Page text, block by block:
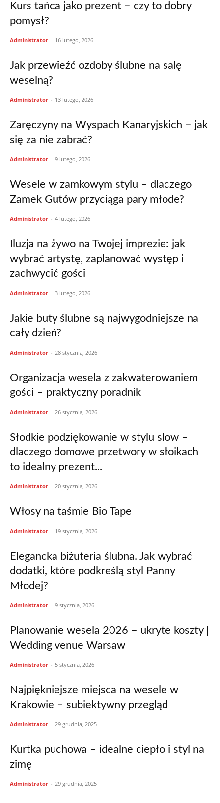
Kurs tańca jako prezent – czy to dobry
pomysł?
Administrator - 16 lutego, 2026
Jak przewieźć ozdoby ślubne na salę
weselną?
Administrator - 13 lutego, 2026
Zaręczyny na Wyspach Kanaryjskich – jak
się za nie zabrać?
Administrator - 9 lutego, 2026
Wesele w zamkowym stylu – dlaczego
Zamek Gutów przyciąga pary młode?
Administrator - 4 lutego, 2026
Iluzja na żywo na Twojej imprezie: jak
wybrać artystę, zaplanować występ i
zachwycić gości
Administrator - 3 lutego, 2026
Jakie buty ślubne są najwygodniejsze na
cały dzień?
Administrator - 28 stycznia, 2026
Organizacja wesela z zakwaterowaniem
gości – praktyczny poradnik
Administrator - 26 stycznia, 2026
Słodkie podziękowanie w stylu slow –
dlaczego domowe przetwory w słoikach
to idealny prezent...
Administrator - 20 stycznia, 2026
Włosy na taśmie Bio Tape
Administrator - 19 stycznia, 2026
Elegancka biżuteria ślubna. Jak wybrać
dodatki, które podkreślą styl Panny
Młodej?
Administrator - 9 stycznia, 2026
Planowanie wesela 2026 – ukryte koszty |
Wedding venue Warsaw
Administrator - 5 stycznia, 2026
Najpiękniejsze miejsca na wesele w
Krakowie – subiektywny przegląd
Administrator - 29 grudnia, 2025
Kurtka puchowa – idealne ciepło i styl na
zimę
Administrator - 29 grudnia, 2025